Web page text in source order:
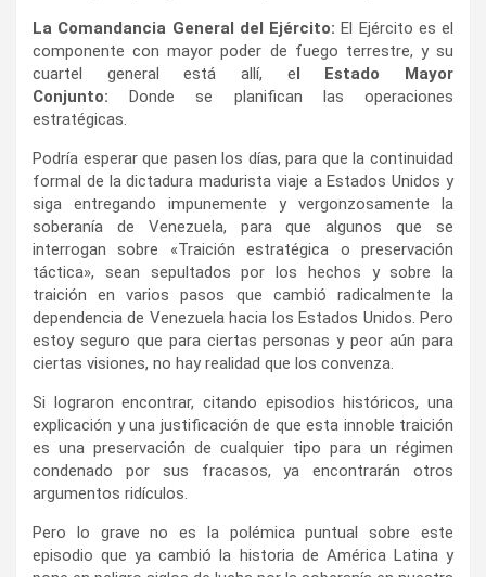
La Comandancia General del Ejército: El Ejército es el
componente con mayor poder de fuego terrestre, y su
cuartel general está allí, el Estado Mayor
Conjunto: Donde se planifican las operaciones
estratégicas.
Podría esperar que pasen los días, para que la continuidad
formal de la dictadura madurista viaje a Estados Unidos y
siga entregando impunemente y vergonzosamente la
soberanía de Venezuela, para que algunos que se
interrogan sobre «Traición estratégica o preservación
táctica», sean sepultados por los hechos y sobre la
traición en varios pasos que cambió radicalmente la
dependencia de Venezuela hacia los Estados Unidos. Pero
estoy seguro que para ciertas personas y peor aún para
ciertas visiones, no hay realidad que los convenza.
Si lograron encontrar, citando episodios históricos, una
explicación y una justificación de que esta innoble traición
es una preservación de cualquier tipo para un régimen
condenado por sus fracasos, ya encontrarán otros
argumentos ridículos.
Pero lo grave no es la polémica puntual sobre este
episodio que ya cambió la historia de América Latina y